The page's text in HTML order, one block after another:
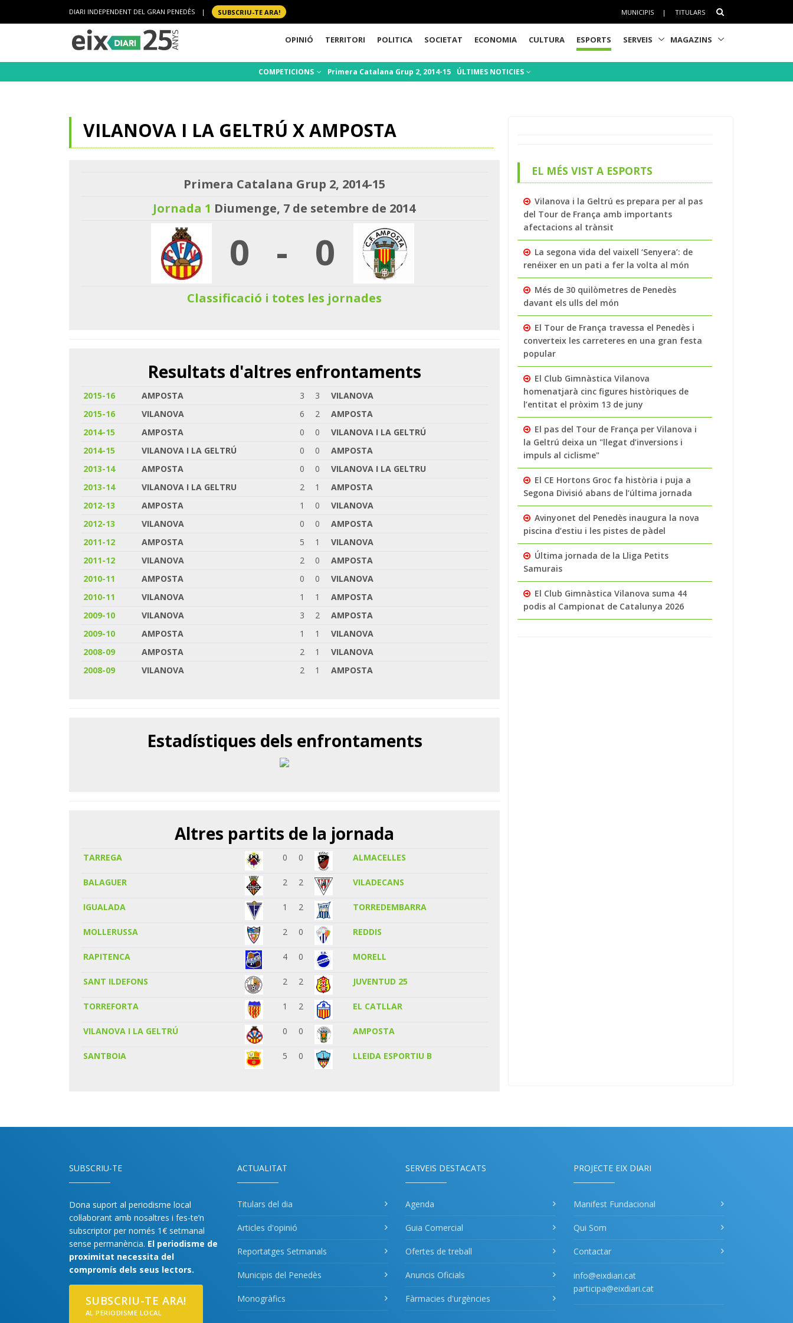
DIARI INDEPENDENT DEL GRAN PENEDÈS | SUBSCRIU-TE ARA! MUNICIPIS | TITULARS
OPINIÓ TERRITORI POLITICA SOCIETAT ECONOMIA CULTURA ESPORTS SERVEIS MAGAZINS
COMPETICIONS Primera Catalana Grup 2, 2014-15 ÚLTIMES NOTICIES
VILANOVA I LA GELTRÚ X AMPOSTA
Primera Catalana Grup 2, 2014-15
Jornada 1 Diumenge, 7 de setembre de 2014
0 - 0
Classificació i totes les jornades
Resultats d'altres enfrontaments
2015-16 AMPOSTA 3 3
VILANOVA
2015-16
VILANOVA 6 2
AMPOSTA
2014-15
AMPOSTA 0 0
VILANOVA I LA GELTRÚ
2014-15
VILANOVA I LA GELTRÚ 0 0
AMPOSTA
2013-14
AMPOSTA 0 0
VILANOVA I LA GELTRU
2013-14
VILANOVA I LA GELTRU 2 1
AMPOSTA
2012-13
AMPOSTA 1 0
VILANOVA
2012-13
VILANOVA 0 0
AMPOSTA
2011-12
AMPOSTA 5 1
VILANOVA
2011-12
VILANOVA 2 0
AMPOSTA
2010-11
AMPOSTA 0 0
VILANOVA
2010-11
VILANOVA 1 1
AMPOSTA
2009-10
VILANOVA 3 2
AMPOSTA
2009-10
AMPOSTA 1 1
VILANOVA
2008-09
AMPOSTA 2 1
VILANOVA
2008-09
VILANOVA 2 1 AMPOSTA
Estadístiques dels enfrontaments
Altres partits de la jornada
TARREGA 0 0 ALMACELLES
BALAGUER 2 2 VILADECANS
IGUALADA 1 2 TORREDEMBARRA
MOLLERUSSA 2 0 REDDIS
RAPITENCA 4 0 MORELL
SANT ILDEFONS 2 2 JUVENTUD 25
TORREFORTA 1 2 EL CATLLAR
VILANOVA I LA GELTRÚ 0 0 AMPOSTA
SANTBOIA 5 0 LLEIDA ESPORTIU B
EL MÉS VIST A ESPORTS
Vilanova i la Geltrú es prepara per al pas
del Tour de França amb importants
afectacions al trànsit
La segona vida del vaixell ‘Senyera’: de
renéixer en un pati a fer la volta al món
Més de 30 quilòmetres de Penedès
davant els ulls del món
El Tour de França travessa el Penedès i
converteix les carreteres en una gran festa
popular
El Club Gimnàstica Vilanova
homenatjarà cinc figures històriques de
l’entitat el pròxim 13 de juny
El pas del Tour de França per Vilanova i
la Geltrú deixa un "llegat d’inversions i
impuls al ciclisme"
El CE Hortons Groc fa història i puja a
Segona Divisió abans de l’última jornada
Avinyonet del Penedès inaugura la nova
piscina d’estiu i les pistes de pàdel
Última jornada de la Lliga Petits
Samurais
El Club Gimnàstica Vilanova suma 44
podis al Campionat de Catalunya 2026
SUBSCRIU-TE
Dona suport al periodisme local
col·laborant amb nosaltres i fes-te’n
subscriptor per només 1€ setmanal
sense permanència. El periodisme de
proximitat necessita del
compromís dels seus lectors.
SUBSCRIU-TE ARA!
AL PERIODISME LOCAL
ACTUALITAT
Titulars del dia
Articles d'opinió
Reportatges Setmanals
Municipis del Penedès
Monogràfics
SERVEIS DESTACATS
Agenda
Guia Comercial
Ofertes de treball
Anuncis Oficials
Fàrmacies d'urgències
PROJECTE EIX DIARI
Manifest Fundacional
Qui Som
Contactar
info@eixdiari.cat
participa@eixdiari.cat